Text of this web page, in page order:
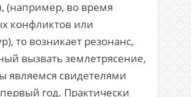
(например, во время
конфликтов или
то возникает резонанс,
вызвать землетрясение,
являемся свидетелями
год. Практически